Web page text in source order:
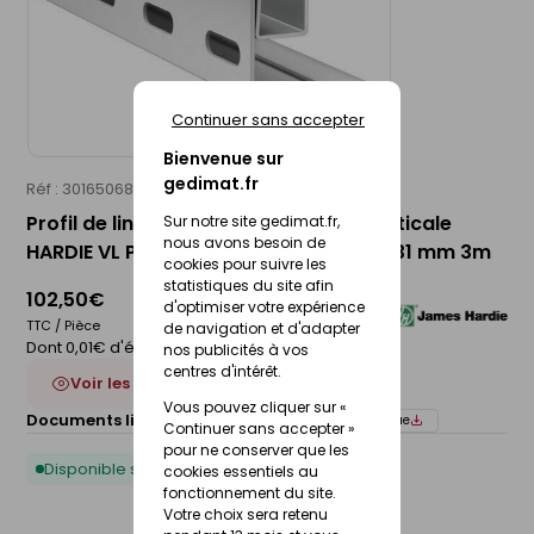
Bienvenue sur
gedimat.fr
Sur notre site gedimat.fr,
nous avons besoin de
cookies pour suivre les
statistiques du site afin
d'optimiser votre expérience
de navigation et d'adapter
nos publicités à vos
centres d'intérêt.
Vous pouvez cliquer sur «
Continuer sans accepter »
pour ne conserver que les
cookies essentiels au
fonctionnement du site.
Votre choix sera retenu
Continuer sans accepter
Réf : 30165068 JAMES HARDIE
Profil de linteau et de départ pose verticale
HARDIE VL PLANK blanc arctique - 31 x 31 mm 3m
102,50€
TTC / Pièce
Dont 0,01€ d'éco-participation
Voir les 8 déclinaisons
Documents liés :
Notice de pose Fiche technique
Disponible sous 10 jours